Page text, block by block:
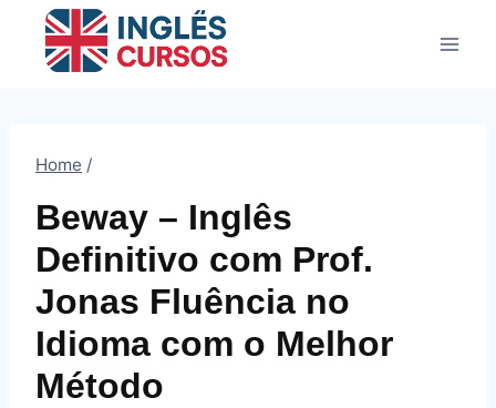
Home /
Beway – Inglês
Definitivo com Prof.
Jonas Fluência no
Idioma com o Melhor
Método